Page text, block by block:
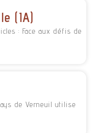
(IA)
: Face aux défis de
de Verneuil utilise